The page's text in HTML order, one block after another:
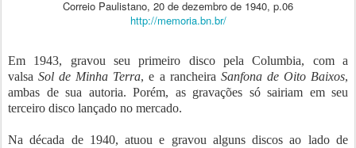
Correio Paulistano, 20 de dezembro de 1940, p.06
http://memoria.bn.br/
Em 1943, gravou seu primeiro disco pela Columbia, com a
valsaSol de Minha Terra, e a rancheira Sanfona de Oito Baixos,
ambas de sua autoria. Porém, as gravações só sairiam em seu
terceiro disco lançado no mercado.
Na década de 1940, atuou e gravou alguns discos ao lado de